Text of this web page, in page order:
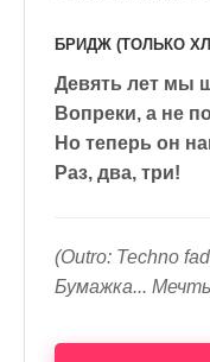
БРИДЖ (ТОЛЬКО
Девять лет мы
Вопреки, а не
Но теперь он
Раз, два, три!
(Outro: Techno
Бумажка...